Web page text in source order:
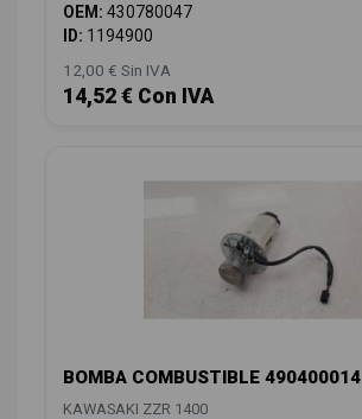
OEM: 430780047
ID: 1194900
12,00 € Sin IVA
14,52 € Con IVA
BOMBA COMBUSTIBLE 490400014
KAWASAKI ZZR 1400